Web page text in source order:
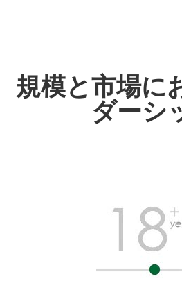
規模と市場に
ダーシ